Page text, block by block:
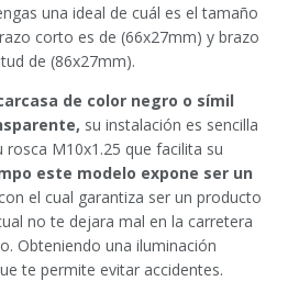
una ideal de cuál es el tamaño
corto es de (66x27mm) y brazo
de (86x27mm).
de color negro o símil
su instalación es sencilla
M10x1.25 que facilita su
este modelo expone ser un
con el cual garantiza ser un producto
no te dejara mal en la carretera
Obteniendo una iluminación
te permite evitar accidentes.